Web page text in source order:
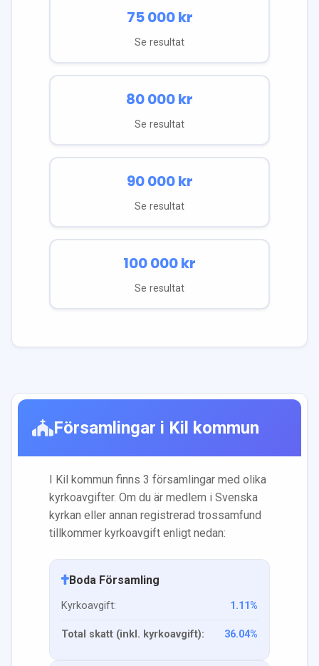
75 000kr
Se resultat
80 000kr
Se resultat
90 000kr
Se resultat
100 000kr
Se resultat
Församlingar i Kil kommun
I Kil kommun finns 3 församlingar med olika
kyrkoavgifter. Om du är medlem i Svenska
kyrkan eller annan registrerad trossamfund
tillkommer kyrkoavgift enligt nedan:
Boda Församling
Kyrkoavgift: 1.11%
Total skatt (inkl. kyrkoavgift): 36.04%